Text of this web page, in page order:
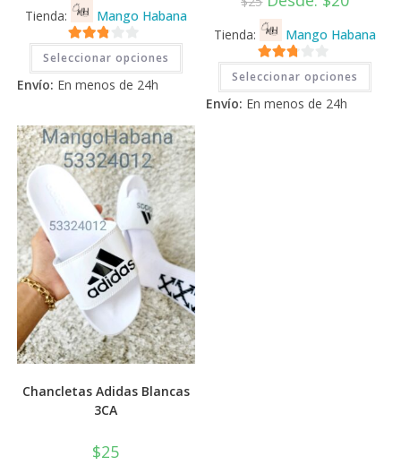
Tienda: Mango Habana
2.71
de 5
Seleccionar opciones
Este
producto
tiene
múltiples
variantes.
opciones
se
pueden
elegir
en
la
página
producto
Envío: En menos de 24h
Tienda: Mango Habana
2.71
de 5
Seleccionar opciones
Este
tiene
Envío: En menos de 24h
Chancletas Adidas Blancas
3CA
$25